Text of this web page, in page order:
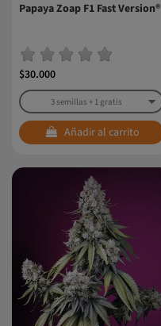
Papaya Zoap F1 Fast Version®
$30.000
Añadir al carrito